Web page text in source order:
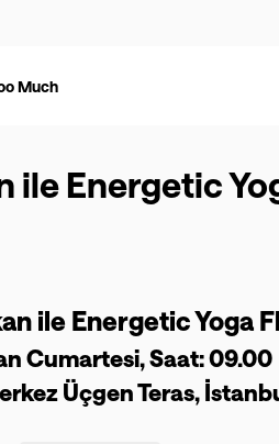
Much
ile Energetic
ile Energetic Yoga
Cumartesi, Saat: 09.00
Üçgen Teras,